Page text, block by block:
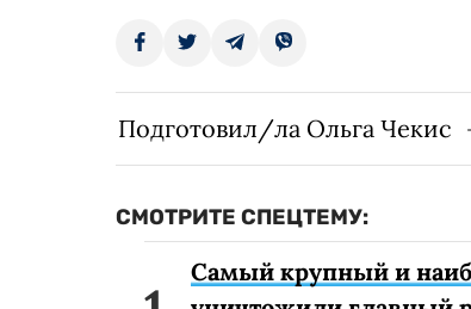
Подготовил/ла Ольга Чекис
СМОТРИТЕ СПЕЦТЕМУ:
Самый крупный и